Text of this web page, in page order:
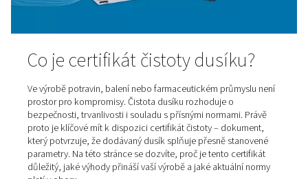
Kondenzační sušičky využívají technologii chlazení ke
finální produkty před poškozením. V tomto článku se
proč jsou kondenzační sušičky nezbytnou součástí
efektivního systému stlačeného vzduchu – a jak mohou
spolehlivost vašich provozů i úsporu nákladů.